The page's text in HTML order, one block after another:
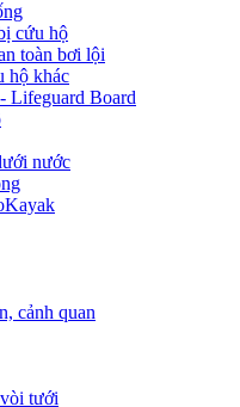
cứu hộ
toàn bơi lội
hộ khác
Lifeguard Board
nước
cảnh quan
tưới